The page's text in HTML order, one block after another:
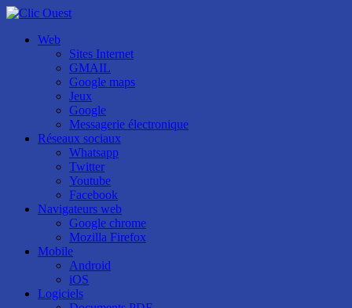
Web
Sites Internet
GMAIL
Google maps
Jeux
Google
Messagerie électronique
Réseaux sociaux
Whatsapp
Twitter
Youtube
Facebook
Navigateurs web
Google chrome
Mozilla Firefox
Mobile
Android
iOS
Logiciels